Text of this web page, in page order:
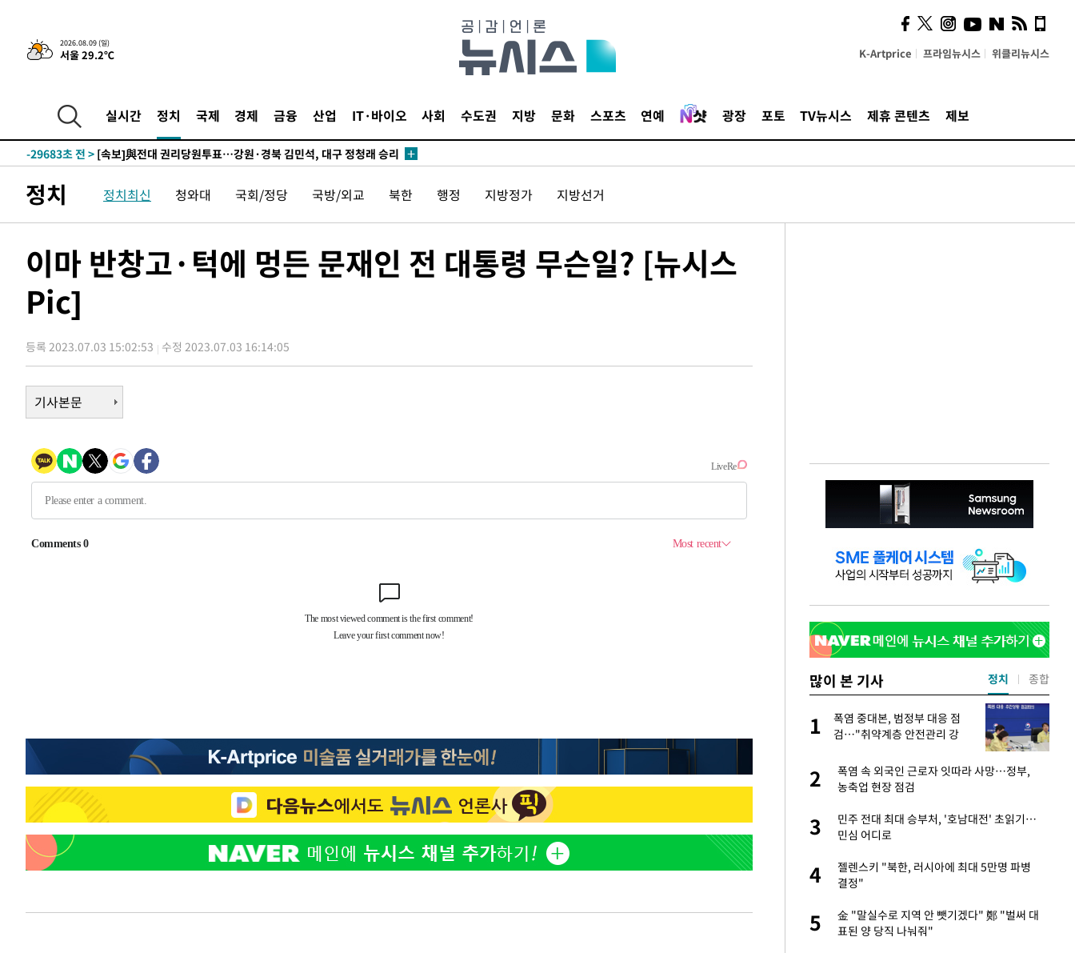
2026.08.09 (일)
서울 29.2℃ K-Artprice 프라임뉴시스 위클리뉴시스
실시간 정치 국제 경제 금융 산업 IT·바이오 사회 수도권 지방 문화 스포츠 연예 광장 포토 TV뉴시스 제휴 콘텐츠 제보
4시간 전 >‘축구의 신’ 아르헨티나 축구 선수 메시의 부친 지병 별세
-31879초 전 >AT마드리드 데뷔 앞둔 이강인, 맨시티전 선발 대신 '벤치 시작'
44.40%
-29843초 전 >
與 강원·TK 당원투표 합산 김민석 46.01%로 승리…정청래
44.53%
-29683초 전 >
-29490초 전 > [속보]與 당대표 경선, 경북 권리당원 투표 김민석 47.37%·정청래
46.35%
-29189초 전 > [속보]與 당대표 경선, 강원 권리당원 투표 김민석 승리…50.30%
-27107초 전 >"일본축구협회, 대한축구협회 성 접대 의혹 심판 조사"
정상
-15114초 전 >"얼마나 더웠으면"…안동 물길공원서 헤엄친 구렁이 '소동'
-15041초 전 >
-14313초 전 >
53초 전 >'여긴 20도, 저긴 50도'…열화상 카메라로 본 폭염 저감시설 '온도차'
1시간 전 >튀르키예 외무장관, "메카 3국 방위협정은 이란이 목표 아냐 " 밝혀
2시간 전 >이군이 불법 군시설 건설한 레바논 남부에서 레바논군 3명 폭발로 부상
3시간 전 > [속보]美중부 사령관, 이스라엘 긴급방문 다중화된 전선 상황 논의
4시간 전 >美 국방부, 켄달 전 공군장관 보안허가 취소…“에어포스원 기밀정보, 언
론 누출”
[속보]與전대 권리당원투표…강원·경북 김민석, 대구 정청래 승리
[속보]與 당대표 경선, 경북 권리당원 투표 김민석 47.37%·정청래
[속보]與 당대표 경선, 대구 권리당원 투표 정청래 47.82%·김민석
-15041초 전 >손흥민, 68분 뛰고 2경기 침묵…LAFC, 톨루카에 1-0 승리(종합)
-14313초 전 >
'2경기 연속 침묵' 손흥민, 톨루카전 68분만 뛰고 슈팅 0개
53초 전 >'여긴 20도, 저긴 50도'…열화상 카메라로 본 폭염 저감시설 '온도차'
9분 전 >콜롬비아 신임 우파 대통령 취임 하루만에 차량폭탄 폭발 사건
1시간 전 >
튀르키예 외무장관, "메카 3국 방위협정은 이란이 목표 아냐 " 밝혀
2시간 전 >이군이 불법 군시설 건설한 레바논 남부에서 레바논군 3명 폭발로 부상
4시간 전 >美 국방부, 켄달 전 공군장관 보안허가 취소…“에어포스원 기밀정보, 언
정치 정치최신 청와대 국회/정당 국방/외교 북한 행정 지방정가 지방선거
이마 반창고·턱에 멍든 문재인 전 대통령 무슨일? [뉴시스
Pic]
등록 2023.07.03 15:02:53 수정 2023.07.03 16:14:05
기사본문
많이 본 기사
2
한정수 "황정민 선배만 피해…떳떳하면 신분
공개하라"
3
손떨림 건강이상설 한승연…"목디스크 심해
치료 중"
4
LAFC 손흥민, 리그스컵 톨루카전 선발 출
5
'여긴 20도, 저긴 50도'…열화상 카메라로 본
1
폭염 중대본, 범정부 대응 점
검…"취약계층 안전관리 강
2
폭염 속 외국인 근로자 잇따라 사망…정부,
농축업 현장 점검
3
민주 전대 최대 승부처, '호남대전' 초읽기…
민심 어디로
4
젤렌스키 "북한, 러시아에 최대 5만명 파병
결정"
5
金 "말실수로 지역 안 뺏기겠다" 鄭 "벌써 대
표된 양 당직 나눠줘"
정치 종합